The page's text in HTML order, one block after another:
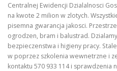
Centralnej Ewidencji Dzialalnosci
na kwote 2 milion w zlotych.
pisemna gwarancja jakosci.
ogrodzen, bram i balustrad.
bezpieczenstwa i higieny pracy.
w poprzez szkolenia wewnetrzne i
kontaktu 570 933 114 i sprawdzenia